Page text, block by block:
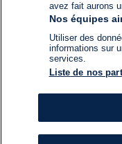
avez fait aurons
Nos équipes
Utiliser des
informations sur
services.
Liste de nos